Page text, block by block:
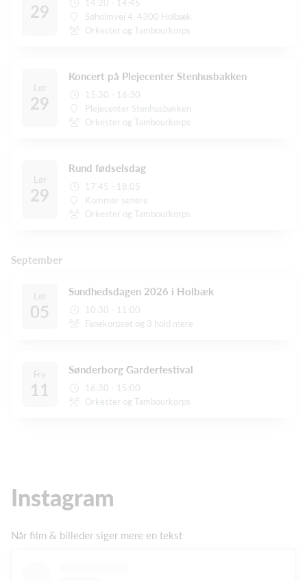
29
14:20 - 14:45
Søholmvej 4, 4300 Holbæk
Orkester og Tambourkorps
Lør
29
Koncert på Plejecenter Stenhusbakken
15:30 - 16:30
Plejecenter Stenhusbakken
Orkester og Tambourkorps
Lør
29
Rund fødselsdag
17:45 - 18:05
Kommer senere
Orkester og Tambourkorps
September
Lør
05
Sundhedsdagen 2026 i Holbæk
10:30 - 11:00
Fanekorpset og 3 hold mere
Fre
11
Sønderborg Garderfestival
16:30 - 15:00
Orkester og Tambourkorps
Instagram
Når film & billeder siger mere en tekst